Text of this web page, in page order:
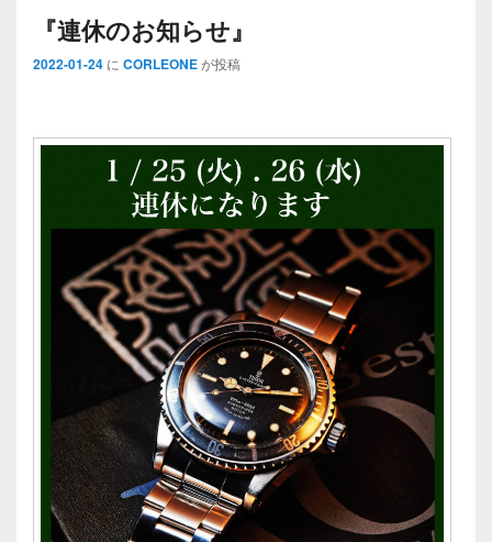
『連休のお知らせ』
2022-01-24 に CORLEONEが投稿